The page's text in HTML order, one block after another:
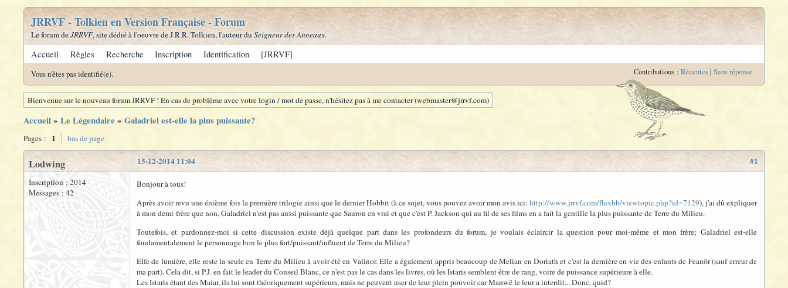
JRRVF - Tolkien en Version Française - Forum
Le forum deJRRVF, site dédié à l'oeuvre de J.R.R. Tolkien, l'auteur du Seigneur des Anneaux.
Accueil Règles Recherche Inscription Identification [JRRVF]
Vous n'êtes pas identifié(e). Contributions : Récentes| Sans réponse
Bienvenue sur le nouveau forum JRRVF ! En cas de problème avec votre login / mot de passe, n'hésitez pas à me contacter (webmaster@jrrvf.com)
Accueil» Le Légendaire » Galadriel est-elle la plus puissante?
Pages : 1 bas de page
#1
15-12-2014 11:04
Lodwing
Inscription : 2014
Messages : 42
Bonjour à tous!
Après avoir revu une énième fois la première trilogie ainsi que le dernier Hobbit (à ce sujet, vous pouvez avoir mon avis ici: http://www.jrrvf.com/fluxbb/viewtopic.php?id=7129), j'ai dû expliquer
à mon demi-frère que non, Galadriel n'est pas aussi puissante que Sauron en vrai et que c'est P. Jackson qui au fil de ses films en a fait la gentille la plus puissante de Terre du Milieu.
Toutefois, et pardonnez-moi si cette discussion existe déjà quelque part dans les profondeurs du forum, je voulais éclaircir la question pour moi-même et mon frère; Galadriel est-elle
fondamentalement le personnage bon le plus fort/puissant/influent de Terre du Milieu?
Elfe de lumière, elle reste la seule en Terre du Milieu à avoir été en Valinor. Elle a également appris beaucoup de Melian en Doriath et c'est la dernière en vie des enfants de Feanör (sauf erreur de
ma part). Cela dit, si P.J. en fait le leader du Conseil Blanc, ce n'est pas le cas dans les livres, où les Istaris semblent être de rang, voire de puissance supérieure à elle.
Les Istaris étant des Maiar, ils lui sont théoriquement supérieurs, mais ne peuvent user de leur plein pouvoir car Manwë le leur a interdit... Donc, quid?